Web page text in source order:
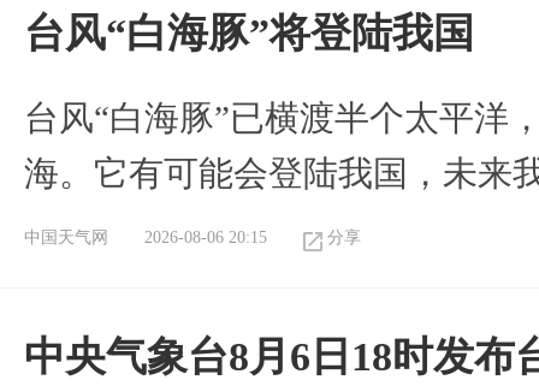
台风“白海豚”将登陆我国
台风“白海豚”已横渡半个太平洋
海。它有可能会登陆我国，未来
中国天气网 2026-08-06 20:15 分享
中央气象台8月6日18时发布